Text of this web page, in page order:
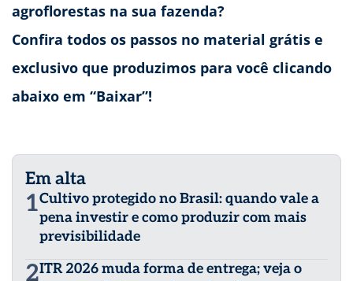
agroflorestas na sua fazenda?
Confira todos os passos no material grátis e
exclusivo que produzimos para você clicando
abaixo em “Baixar”!
Em alta
1Cultivo protegido no Brasil: quando vale a
pena investir e como produzir com mais
previsibilidade
2ITR 2026 muda forma de entrega; veja o